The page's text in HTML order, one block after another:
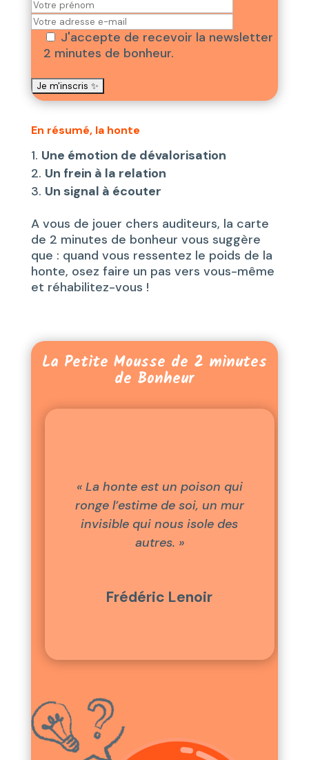
J'accepte de recevoir la newsletter
2 minutes de bonheur.
En résumé, la honte
Une émotion de dévalorisation
Un frein à la relation
Un signal à écouter
A vous de jouer chers auditeurs, la carte
de 2 minutes de bonheur vous suggère
que : quand vous ressentez le poids de la
honte, osez faire un pas vers vous-même
et réhabilitez-vous !
La Petite Mousse de 2 minutes
de Bonheur
« La honte est un poison qui
ronge l’estime de soi, un mur
invisible qui nous isole des
autres. »
Frédéric Lenoir